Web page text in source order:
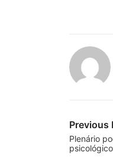
Previous
Plenário